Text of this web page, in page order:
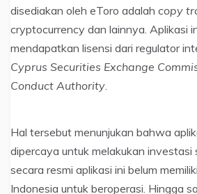
disediakan oleh eToro adalah copy
cryptocurrency dan lainnya. Aplikasi
mendapatkan lisensi dari regulator
Cyprus Securities Exchange
Conduct Authority.
Hal tersebut menunjukan bahwa
dipercaya untuk melakukan investasi
secara resmi aplikasi ini belum
Indonesia untuk beroperasi. Hingga